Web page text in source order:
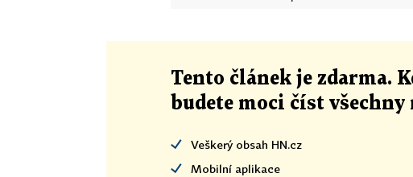
Tento článek je zdarma.
budete moci číst všechny
Veškerý obsah HN.cz
Mobilní aplikace